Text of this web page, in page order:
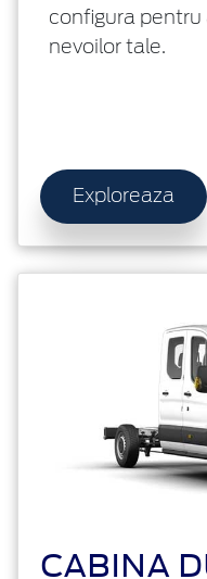
configura pentru
nevoilor tale.
Exploreaza
CABINA